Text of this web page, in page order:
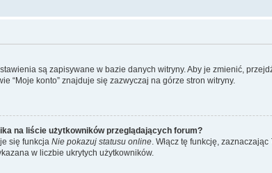
są zapisywane w bazie danych witryny. Aby je zmienić,
“Moje konto” znajduje się zazwyczaj na górze stron witryny.
na liście użytkowników przeglądających forum?
się funkcja Nie pokazuj statusu online. Włącz tę funkcję, zaznaczając
w liczbie ukrytych użytkowników.